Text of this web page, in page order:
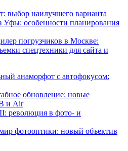
выбор наилучшего варианта
Уфы: особенности планирования
погрузчиков в Москве:
спецтехники для сайта и
анаморфот с автофокусом:
обновление: новые
и Air
революция в фото- и
фотооптики: новый объектив